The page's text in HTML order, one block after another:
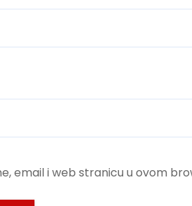
email i web stranicu u ovom